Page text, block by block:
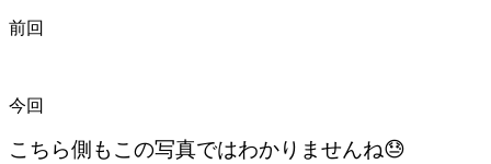
前回
今回
こちら側もこの写真ではわかりませんね😓